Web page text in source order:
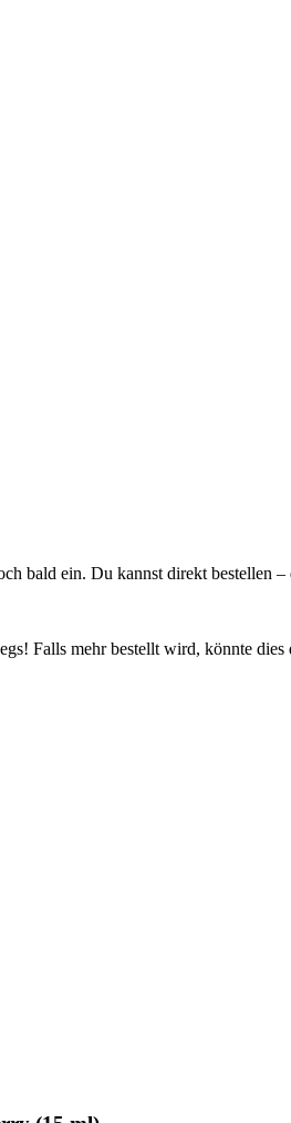
bald ein. Du kannst direkt bestellen
Falls mehr bestellt wird, könnte dies